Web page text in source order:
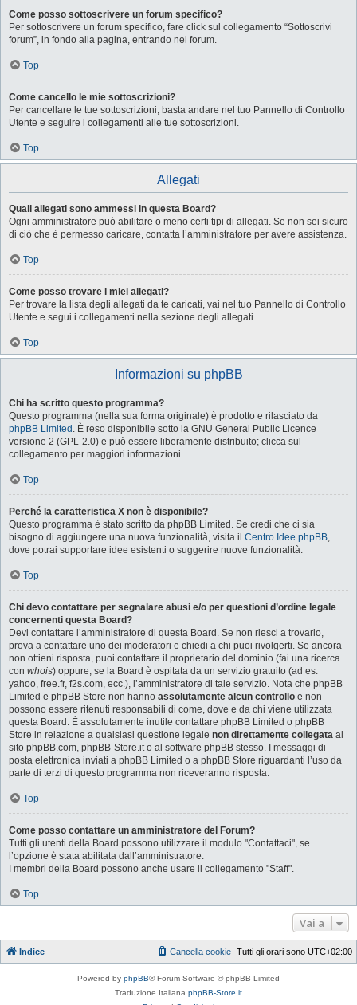
Come posso sottoscrivere un forum specifico?
Per sottoscrivere un forum specifico, fare click sul collegamento “Sottoscrivi
forum”, in fondo alla pagina, entrando nel forum.
Top
Come cancello le mie sottoscrizioni?
Per cancellare le tue sottoscrizioni, basta andare nel tuo Pannello di Controllo
Utente e seguire i collegamenti alle tue sottoscrizioni.
Top
Allegati
Quali allegati sono ammessi in questa Board?
Ogni amministratore può abilitare o meno certi tipi di allegati. Se non sei sicuro
di ciò che è permesso caricare, contatta l’amministratore per avere assistenza.
Top
Come posso trovare i miei allegati?
Per trovare la lista degli allegati da te caricati, vai nel tuo Pannello di Controllo
Utente e segui i collegamenti nella sezione degli allegati.
Top
Informazioni su phpBB
Chi ha scritto questo programma?
Questo programma (nella sua forma originale) è prodotto e rilasciato da
phpBB Limited . È reso disponibile sotto la GNU General Public Licence
versione 2 (GPL-2.0) e può essere liberamente distribuito; clicca sul
collegamento per maggiori informazioni.
Top
Perché la caratteristica X non è disponibile?
Questo programma è stato scritto da phpBB Limited. Se credi che ci sia
bisogno di aggiungere una nuova funzionalità, visita il Centro Idee phpBB,
dove potrai supportare idee esistenti o suggerire nuove funzionalità.
Top
Chi devo contattare per segnalare abusi e/o per questioni d’ordine legale
concernenti questa Board?
Devi contattare l’amministratore di questa Board. Se non riesci a trovarlo,
prova a contattare uno dei moderatori e chiedi a chi puoi rivolgerti. Se ancora
non ottieni risposta, puoi contattare il proprietario del dominio (fai una ricerca
con whois) oppure, se la Board è ospitata da un servizio gratuito (ad es.
yahoo, free.fr, f2s.com, ecc.), l’amministratore di tale servizio. Nota che phpBB
Limited e phpBB Store non hanno assolutamente alcun controllo e non
possono essere ritenuti responsabili di come, dove e da chi viene utilizzata
questa Board. È assolutamente inutile contattare phpBB Limited o phpBB
Store in relazione a qualsiasi questione legale non direttamente collegata al
sito phpBB.com, phpBB-Store.it o al software phpBB stesso. I messaggi di
posta elettronica inviati a phpBB Limited o a phpBB Store riguardanti l’uso da
parte di terzi di questo programma non riceveranno risposta.
Top
Come posso contattare un amministratore del Forum?
Tutti gli utenti della Board possono utilizzare il modulo "Contattaci", se
l’opzione è stata abilitata dall’amministratore.
I membri della Board possono anche usare il collegamento "Staff".
Top
Vai a
Indice Tutti gli orari sono UTC+02:00
Cancella cookie
Powered by phpBB® Forum Software © phpBB Limited
Traduzione Italiana phpBB-Store.it